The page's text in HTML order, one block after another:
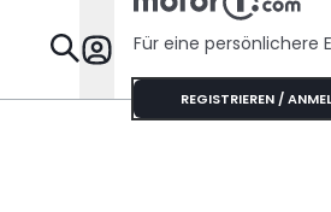
Für eine persönlichere
REGISTRIEREN /
vermeiden